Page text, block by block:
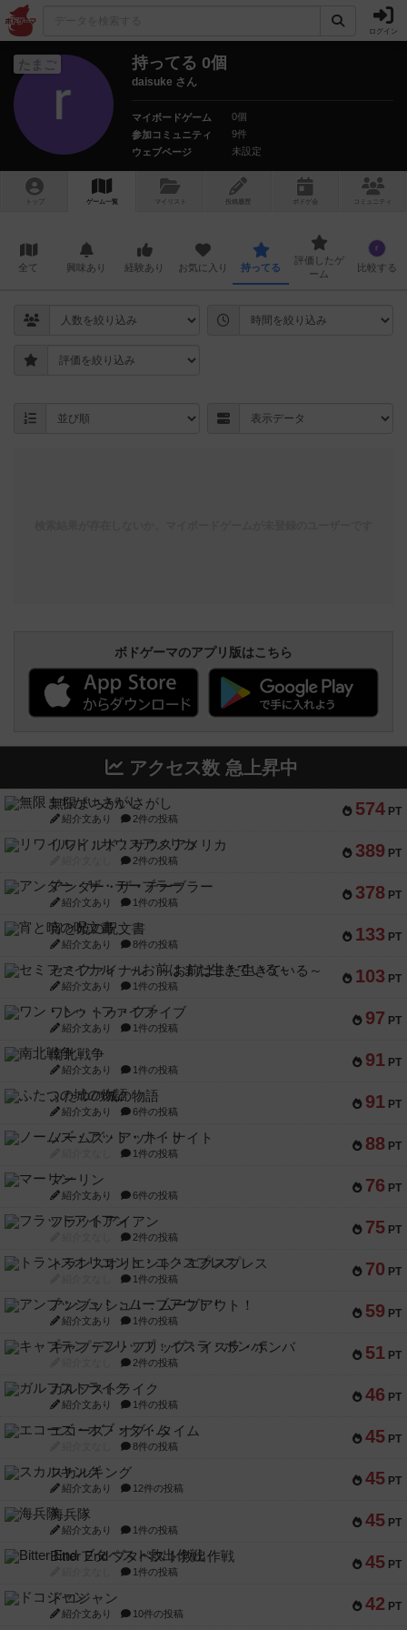
ログイン
たまご 持ってる 0個
daisuke さん
マイボードゲーム
0個
参加コミュニティ
9件
ウェブページ
未設定
トップ ゲーム一覧 マイリスト 投稿履歴 ボ ドゲ コミュニティ
全て 興味あり 経験あり お気に入り 持ってる
評価したゲ
ーム
比較する
ボドゲーマのアプリ版はこちら
アクセス数 急上昇中
574 PT
無限まちがいさがし
紹介文あり 2件の投稿
389 PT
リワイルド：サウスアメリカ
2件の投稿
378 PT
アンダー・ザ・テーブラー
紹介文あり 1件の投稿
133 PT
宵と暁の呪文書
紹介文あり 8件の投稿
103 PT
セミファイナル ～お前はまだ生きている～
紹介文あり 1件の投稿
97 PT
ワン・トゥ・ファイブ
紹介文あり 1件の投稿
91 PT
南北戦争
紹介文あり 1件の投稿
91 PT
ふたつの城の物語
紹介文あり 6件の投稿
88 PT
ノームズ・アット・ナイト
1件の投稿
76 PT
マーリン
紹介文あり 6件の投稿
75 PT
フラットアイアン
2件の投稿
70 PT
トランスオリエント・エクスプレス
1件の投稿
59 PT
アンブッシュ！：ムーブアウト！
紹介文あり 1件の投稿
51 PT
キャプテン・フリップ：イスラ・ボンバ
2件の投稿
46 PT
ガルフストライク
紹介文あり 1件の投稿
45 PT
エコーズ・オブ・タイム
8件の投稿
45 PT
スカルキング
紹介文あり 12件の投稿
45 PT
海兵隊
紹介文あり 1件の投稿
45 PT
Bitter End ブタペスト救出作戦
1件の投稿
42 PT
ドコジャン
紹介文あり 10件の投稿